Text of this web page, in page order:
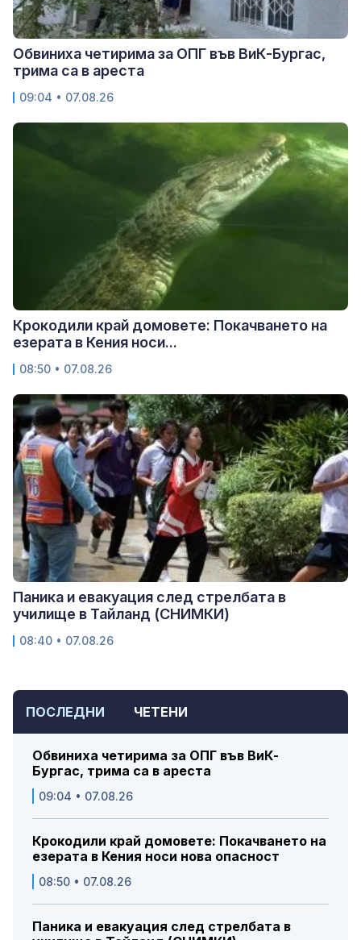
ПОСЛЕДНИ ЧЕТЕНИ
Обвиниха четирима за ОПГ във ВиК-
Бургас, трима са в ареста
09:04 • 07.08.26
Крокодили край домовете: Покачването на
езерата в Кения носи нова опасност
08:50 • 07.08.26
Паника и евакуация след стрелбата в
Обвиниха четирима за ОПГ във ВиК-Бургас,
трима са в ареста
09:04 • 07.08.26
Крокодили край домовете: Покачването на
езерата в Кения носи...
08:50 • 07.08.26
Паника и евакуация след стрелбата в
училище в Тайланд (СНИМКИ)
08:40 • 07.08.26